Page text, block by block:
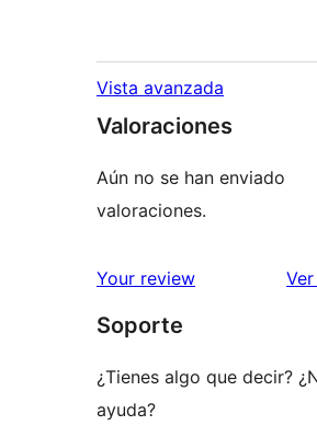
Vista avanzada
Valoraciones
Aún no se han enviado
valoraciones.
Your review
Soporte
¿Tienes algo que decir?
ayuda?